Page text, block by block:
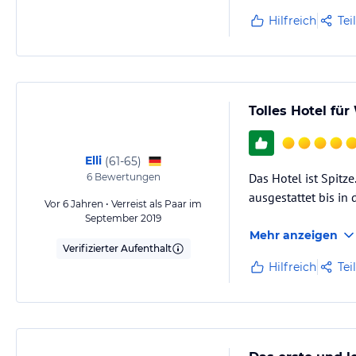
Hilfreich
Elli (61-65)
6Bewertungen
Vor 6 Jahren • Verreist als Paar im
September 2019
Verifizierter Aufenthalt
Tolles Hotel für
Das Hotel ist
ausgestattet bis in
Mehr anzeigen
Hilfreich